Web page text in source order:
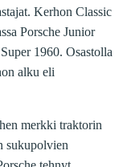
Kerhon Classic
Porsche Junior
1960. Osastolla
alku eli
merkki traktorin
sukupolvien